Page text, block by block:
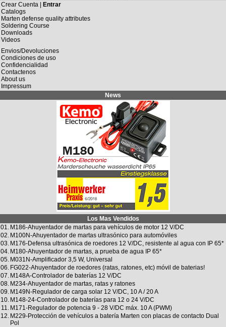
Crear Cuenta | Entrar
Catalogs
Marten defense quality attributes
Soldering Course
Downloads
Videos
Envios/Devoluciones
Condiciones de uso
Confidencialidad
Contactenos
About us
Impressum
News
Los Mas Vendidos
01.
M186-Ahuyentador de martas para vehículos de motor 12 V/DC
02. M100N-Ahuyentador de martas ultrasónico para automóviles
03. M176-Defensa ultrasónica de roedores 12 V/DC, resistente al agua con IP 65*
04. M180-Ahuyentador de martas, a prueba de agua IP 65*
05. M031N-Amplificador 3,5 W, Universal
06. FG022-Ahuyentador de roedores (ratas, ratones, etc) móvil de baterias!
07. M148A-Controlador de baterías 12 V/DC
08. M234-Ahuyentador de martas, ratas y ratones
09. M149N-Regulador de carga solar 12 V/DC, 10 A / 20 A
10. M148-24-Controlador de baterías para 12 o 24 V/DC
11.
M171-Regulador de potencia 9 - 28 V/DC máx. 10 A (PWM)
12. M229-Protección de vehículos a batería Marten con placas de contacto Dual
Pol